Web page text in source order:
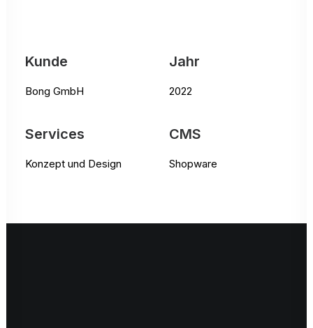
Kunde
Bong GmbH
Jahr
2022
Services
Konzept und Design
CMS
Shopware